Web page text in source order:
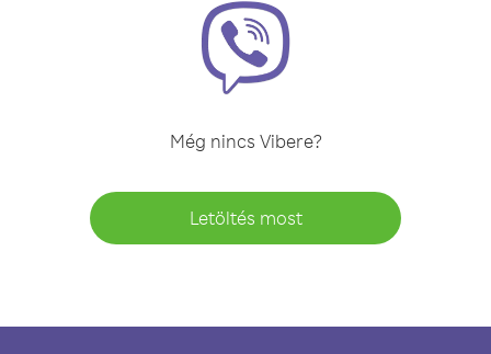
Még nincs Vibere?
Letöltés most